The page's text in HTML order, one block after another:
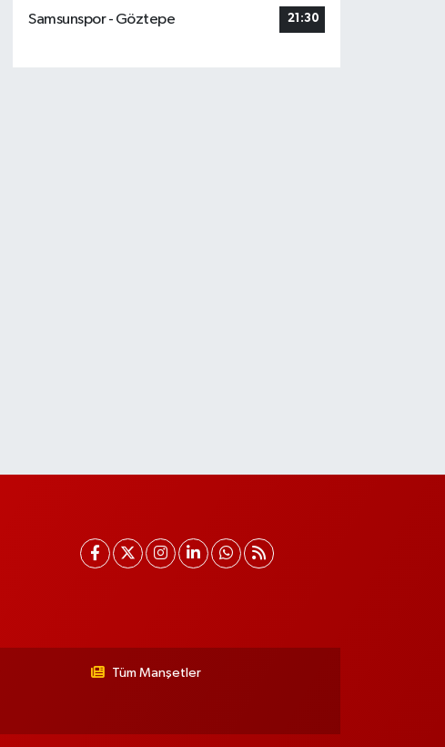
Samsunspor - Göztepe
21:30
Tüm Manşetler